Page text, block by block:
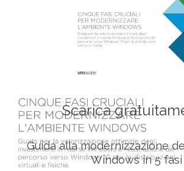
Scarica
Guida alla modernizzazione
Windows in 5 fasi